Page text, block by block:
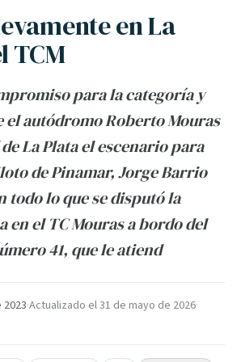
en La
TCM
para la categoría y
el autódromo Roberto Mouras
La Plata el escenario para
de Pinamar, Jorge Barrio
todo lo que se disputó la
en el TC Mouras a bordo del
41, que le atiend
·Actualizado el31 de mayo de 2026·